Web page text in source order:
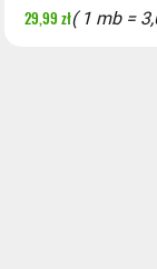
29,99 zł( 1 mb =